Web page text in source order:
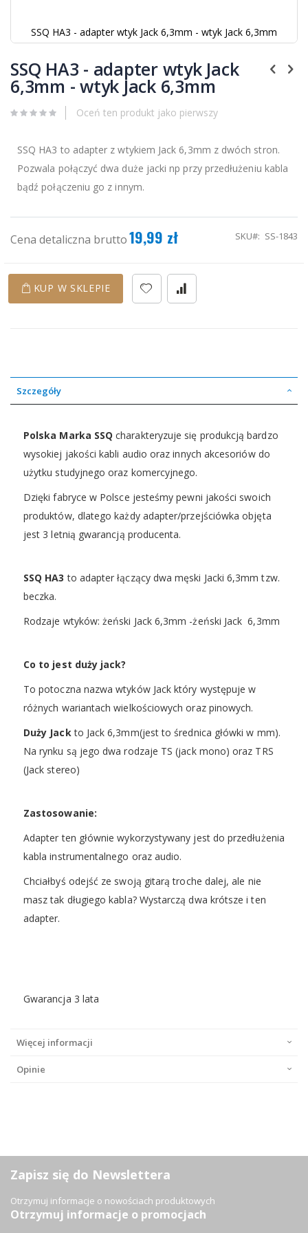
SSQ HA3 - adapter wtyk Jack 6,3mm - wtyk Jack 6,3mm
na
początek
galerii
SSQ HA3 - adapter wtyk Jack
6,3mm - wtyk Jack 6,3mm
Oceń ten produkt jako pierwszy
SSQ HA3 to adapter z wtykiem Jack 6,3mm z dwóch stron.
Pozwala połączyć dwa duże jacki np przy przedłużeniu kabla
bądź połączeniu go z innym.
Cena detaliczna brutto19,99 zł SKU SS-1843
KUP W SKLEPIE
Szczegóły
Polska Marka SSQ charakteryzuje się produkcją bardzo
wysokiej jakości kabli audio oraz innych akcesoriów do
użytku studyjnego oraz komercyjnego.
Dzięki fabryce w Polsce jesteśmy pewni jakości swoich
produktów, dlatego każdy adapter/przejściówka objęta
jest 3 letnią gwarancją producenta.
SSQ HA3 to adapter łączący dwa męski Jacki 6,3mm tzw.
beczka.
Rodzaje wtyków: żeński Jack 6,3mm -żeński Jack 6,3mm
Co to jest duży jack?
To potoczna nazwa wtyków Jack który występuje w
różnych wariantach wielkościowych oraz pinowych.
Duży Jackto Jack 6,3mm(jest to średnica główki w mm).
Na rynku są jego dwa rodzaje TS (jack mono) oraz TRS
(Jack stereo)
Zastosowanie:
Adapter ten głównie wykorzystywany jest do przedłużenia
kabla instrumentalnego oraz audio.
Chciałbyś odejść ze swoją gitarą troche dalej, ale nie
masz tak długiego kabla? Wystarczą dwa krótsze i ten
adapter.
Gwarancja 3 lata
Więcej informacji
Opinie
Zapisz się do Newslettera
Otrzymuj informacje o nowościach produktowych
Otrzymuj informacje o promocjach